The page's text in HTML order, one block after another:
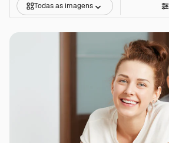
Todas as imagens